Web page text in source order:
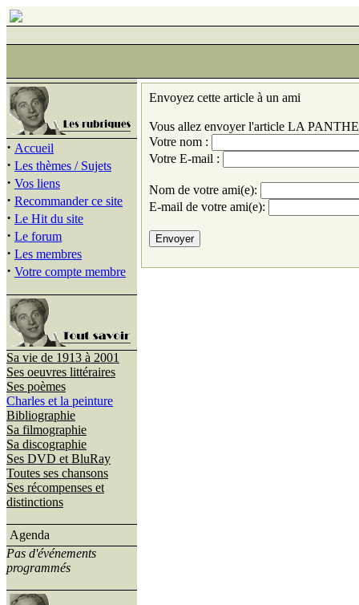
· Accueil
· Les thèmes / Sujets
· Vos liens
· Recommander ce site
· Le Hit du site
· Le forum
· Les membres
· Votre compte membre
Sa vie de 1913 à 2001
Ses oeuvres littéraires
Ses poèmes
Charles et la peinture
Bibliographie
Sa filmographie
Sa discographie
Ses DVD et BluRay
Toutes ses chansons
Ses récompenses et
distinctions
Agenda
Pas d'événements
programmés
Envoyez cette article à un ami
Vous allez envoyer l'article LA
Votre nom :
Votre E-mail :
Nom de votre ami(e):
E-mail de votre ami(e):